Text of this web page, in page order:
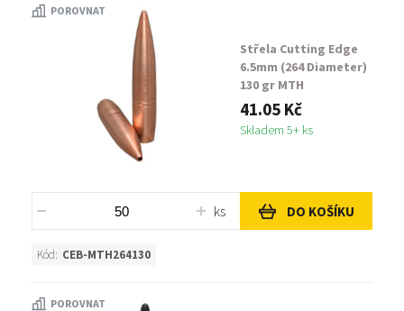
POROVNAT
Střela Cutting Edge
6.5mm (264 Diameter)
130 gr MTH
41.05 Kč
Skladem 5+ ks
ks DO KOŠÍKU
Kód: CEB-MTH264130
POROVNAT